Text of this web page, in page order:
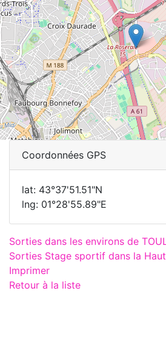
Coordonnées GPS
lat: 43°37'51.51"N
lng: 01°28'55.89"E
Sorties dans les environs de
Sorties Stage sportif dans la
Imprimer
Retour à la liste